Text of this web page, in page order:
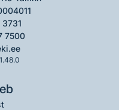
3731
7500